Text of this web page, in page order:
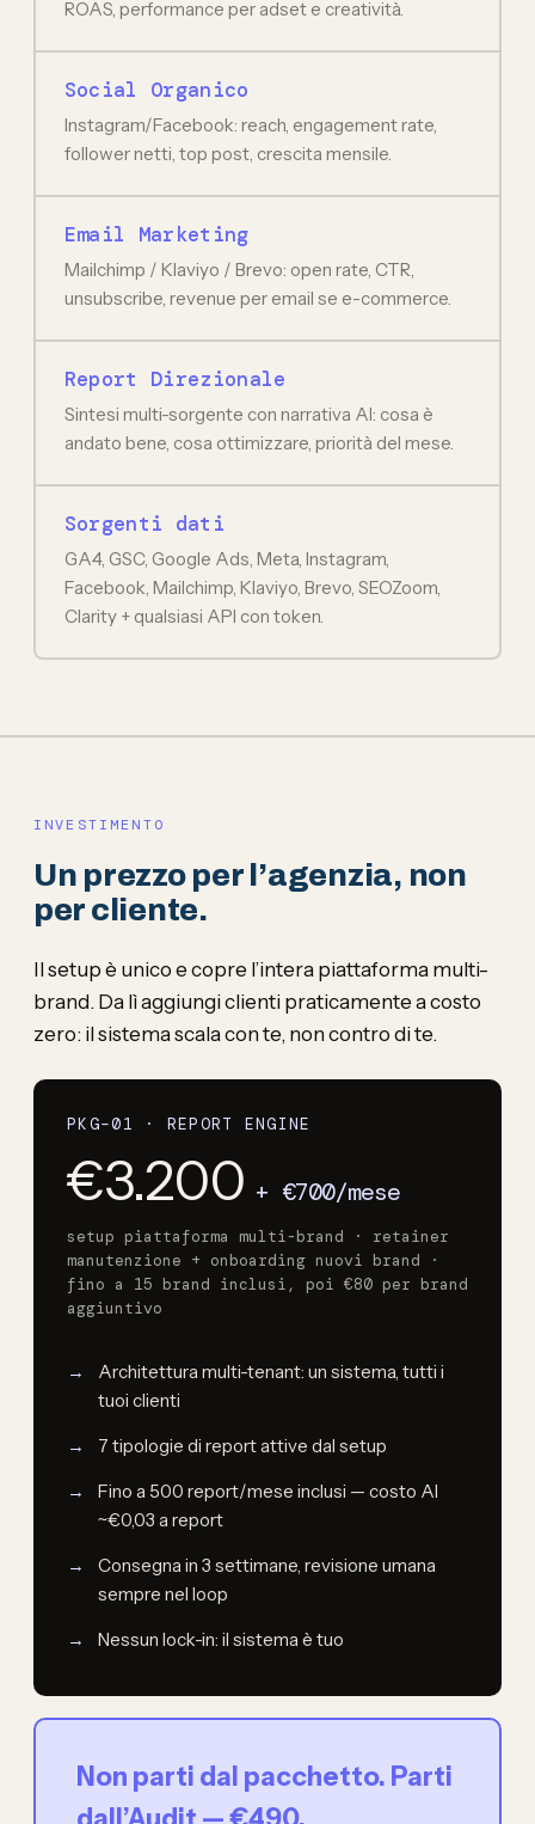
ROAS, performance per adset e creatività.
Social Organico
Instagram/Facebook: reach, engagement rate,
follower netti, top post, crescita mensile.
Email Marketing
Mailchimp / Klaviyo / Brevo: open rate, CTR,
unsubscribe, revenue per email se e-commerce.
Report Direzionale
Sintesi multi-sorgente con narrativa AI: cosa è
andato bene, cosa ottimizzare, priorità del mese.
Sorgenti dati
GA4, GSC, Google Ads, Meta, Instagram,
Facebook, Mailchimp, Klaviyo, Brevo, SEOZoom,
Clarity + qualsiasi API con token.
INVESTIMENTO
Un prezzo per l’agenzia, non
per cliente.
Il setup è unico e copre l’intera piattaforma multi-
brand. Da lì aggiungi clienti praticamente a costo
zero: il sistema scala con te, non contro di te.
PKG–01 · REPORT ENGINE
€3.200 + €700/mese
setup piattaforma multi-brand · retainer
manutenzione + onboarding nuovi brand ·
fino a 15 brand inclusi, poi €80 per brand
aggiuntivo
Architettura multi-tenant: un sistema, tutti i
tuoi clienti
7 tipologie di report attive dal setup
Fino a 500 report/mese inclusi — costo AI
~€0,03 a report
Consegna in 3 settimane, revisione umana
sempre nel loop
Nessun lock-in: il sistema è tuo
Non parti dal pacchetto. Parti